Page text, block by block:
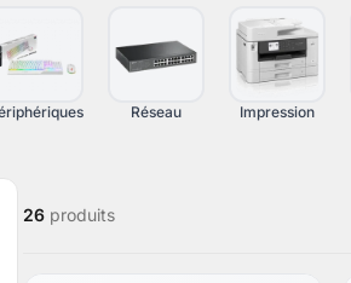
Réseau Impression
26 produits